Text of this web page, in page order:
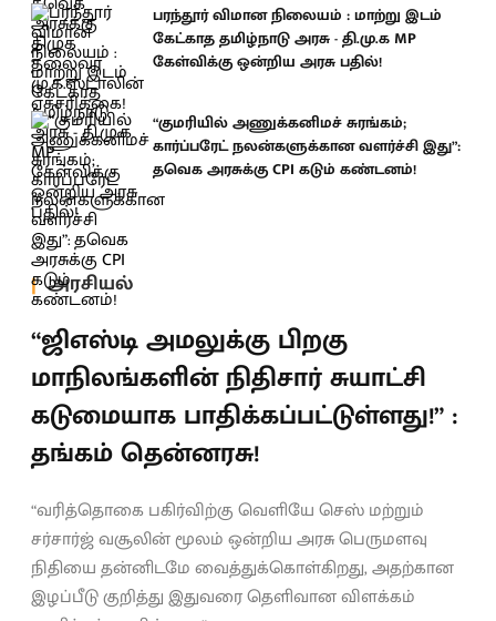
பரந்தூர் விமான நிலையம் : மாற்று இடம்
கேட்காத தமிழ்நாடு அரசு - தி.மு.க MP
கேள்விக்கு ஒன்றிய அரசு பதில்!
“குமரியில் அணுக்கனிமச் சுரங்கம்;
கார்ப்பரேட் நலன்களுக்கான வளர்ச்சி இது”:
தவெக அரசுக்கு CPI கடும் கண்டனம்!
அரசியல்
“ஜிஎஸ்டி அமலுக்கு பிறகு
மாநிலங்களின் நிதிசார் சுயாட்சி
கடுமையாக பாதிக்கப்பட்டுள்ளது!” :
தங்கம் தென்னரசு!
“வரித்தொகை பகிர்விற்கு வெளியே செஸ் மற்றும்
சர்சார்ஜ் வசூலின் மூலம் ஒன்றிய அரசு பெருமளவு
நிதியை தன்னிடமே வைத்துக்கொள்கிறது, அதற்கான
இழப்பீடு குறித்து இதுவரை தெளிவான விளக்கம்